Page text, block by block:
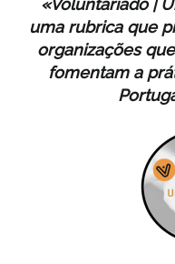
«Voluntariado |
uma rubrica que
organizações
fomentam a